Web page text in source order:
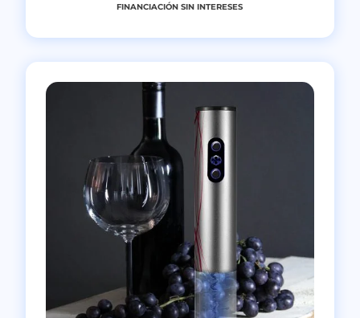
FINANCIACIÓN SIN INTERESES